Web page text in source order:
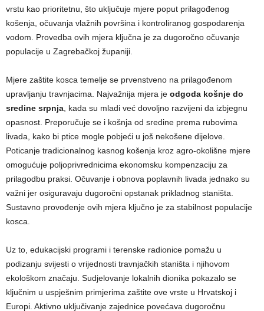
vrstu kao prioritetnu, što uključuje mjere poput prilagođenog
košenja, očuvanja vlažnih površina i kontroliranog gospodarenja
vodom. Provedba ovih mjera ključna je za dugoročno očuvanje
populacije u Zagrebačkoj županiji.
Mjere zaštite kosca temelje se prvenstveno na prilagođenom
upravljanju travnjacima. Najvažnija mjera je odgoda košnje do
sredine srpnja , kada su mladi već dovoljno razvijeni da izbjegnu
opasnost. Preporučuje se i košnja od sredine prema rubovima
livada, kako bi ptice mogle pobjeći u još nekošene dijelove.
Poticanje tradicionalnog kasnog košenja kroz agro-okolišne mjere
omogućuje poljoprivrednicima ekonomsku kompenzaciju za
prilagodbu praksi. Očuvanje i obnova poplavnih livada jednako su
važni jer osiguravaju dugoročni opstanak prikladnog staništa.
Sustavno provođenje ovih mjera ključno je za stabilnost populacije
kosca.
Uz to, edukacijski programi i terenske radionice pomažu u
podizanju svijesti o vrijednosti travnjačkih staništa i njihovom
ekološkom značaju. Sudjelovanje lokalnih dionika pokazalo se
ključnim u uspješnim primjerima zaštite ove vrste u Hrvatskoj i
Europi. Aktivno uključivanje zajednice povećava dugoročnu